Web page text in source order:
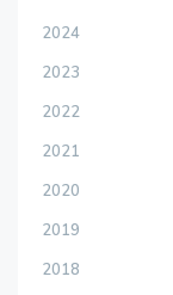
2024
2023
2022
2021
2020
2019
2018